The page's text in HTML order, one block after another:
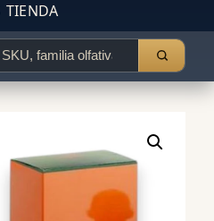
TIENDA